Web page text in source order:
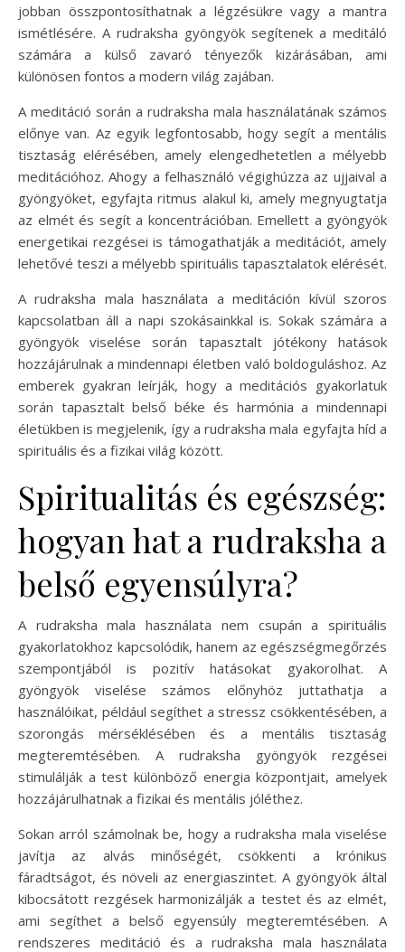
jobban összpontosíthatnak a légzésükre vagy a mantra
ismétlésére. A rudraksha gyöngyök segítenek a meditáló
számára a külső zavaró tényezők kizárásában, ami
különösen fontos a modern világ zajában.
A meditáció során a rudraksha mala használatának számos
előnye van. Az egyik legfontosabb, hogy segít a mentális
tisztaság elérésében, amely elengedhetetlen a mélyebb
meditációhoz. Ahogy a felhasználó végighúzza az ujjaival a
gyöngyöket, egyfajta ritmus alakul ki, amely megnyugtatja
az elmét és segít a koncentrációban. Emellett a gyöngyök
energetikai rezgései is támogathatják a meditációt, amely
lehetővé teszi a mélyebb spirituális tapasztalatok elérését.
A rudraksha mala használata a meditáción kívül szoros
kapcsolatban áll a napi szokásainkkal is. Sokak számára a
gyöngyök viselése során tapasztalt jótékony hatások
hozzájárulnak a mindennapi életben való boldoguláshoz. Az
emberek gyakran leírják, hogy a meditációs gyakorlatuk
során tapasztalt belső béke és harmónia a mindennapi
életükben is megjelenik, így a rudraksha mala egyfajta híd a
spirituális és a fizikai világ között.
Spiritualitás és egészség:
hogyan hat a rudraksha a
belső egyensúlyra?
A rudraksha mala használata nem csupán a spirituális
gyakorlatokhoz kapcsolódik, hanem az egészségmegőrzés
szempontjából is pozitív hatásokat gyakorolhat. A
gyöngyök viselése számos előnyhöz juttathatja a
használóikat, például segíthet a stressz csökkentésében, a
szorongás mérséklésében és a mentális tisztaság
megteremtésében. A rudraksha gyöngyök rezgései
stimulálják a test különböző energia központjait, amelyek
hozzájárulhatnak a fizikai és mentális jóléthez.
Sokan arról számolnak be, hogy a rudraksha mala viselése
javítja az alvás minőségét, csökkenti a krónikus
fáradtságot, és növeli az energiaszintet. A gyöngyök által
kibocsátott rezgések harmonizálják a testet és az elmét,
ami segíthet a belső egyensúly megteremtésében. A
rendszeres meditáció és a rudraksha mala használata